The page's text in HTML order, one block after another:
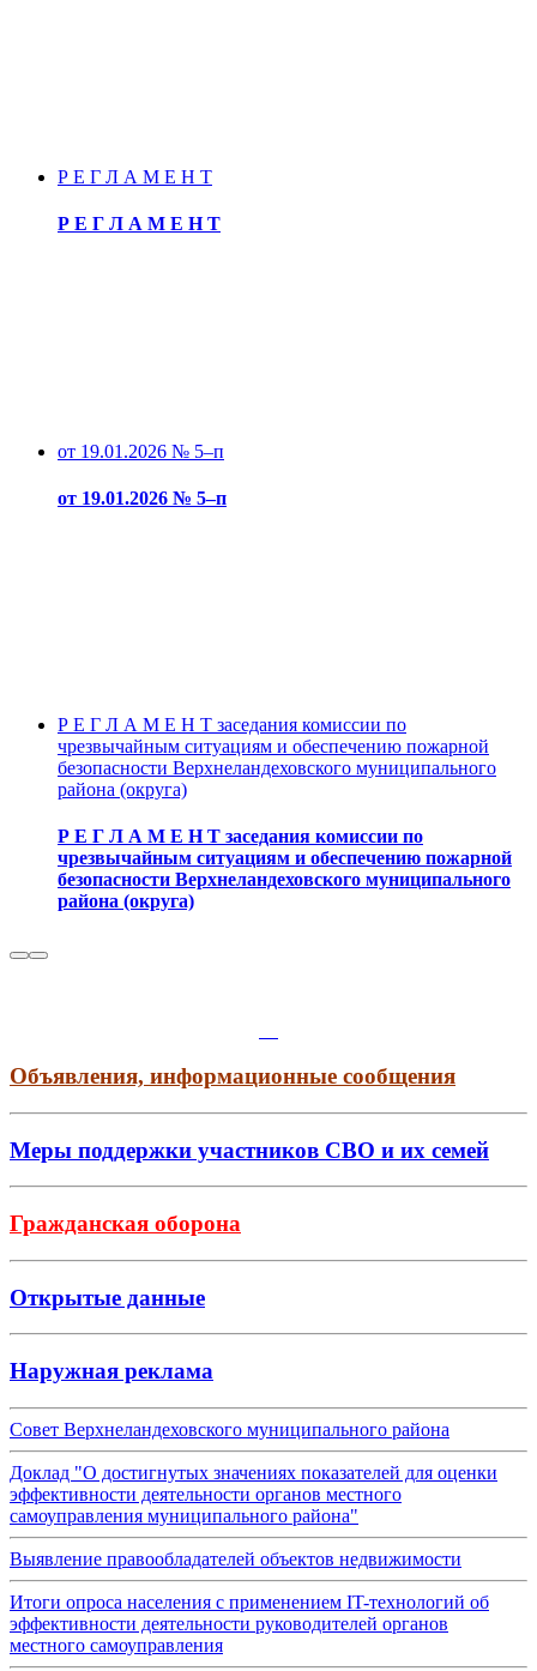
Р Е Г Л А М Е Н Т
Р Е Г Л А М Е Н Т
от 19.01.2026 № 5–п
от 19.01.2026 № 5–п
Р Е Г Л А М Е Н Т заседания комиссии по
чрезвычайным ситуациям и обеспечению пожарной
безопасности Верхнеландеховского муниципального
района (округа)
Р Е Г Л А М Е Н Т заседания комиссии по
чрезвычайным ситуациям и обеспечению пожарной
безопасности Верхнеландеховского муниципального
района (округа)
Объявления, информационные сообщения
Меры поддержки участников СВО и их семей
Гражданская оборона
Открытые данные
Наружная реклама
Совет Верхнеландеховского муниципального района
Доклад "О достигнутых значениях показателей для оценки
эффективности деятельности органов местного
самоуправления муниципального района"
Выявление правообладателей объектов недвижимости
Итоги опроса населения с применением IT-технологий об
эффективности деятельности руководителей органов
местного самоуправления